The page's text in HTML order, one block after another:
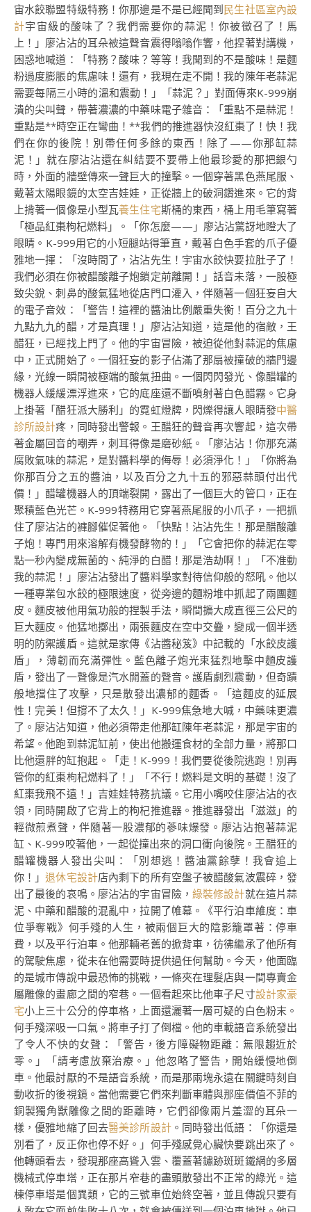
宙水餃聯盟特級特務！你那邊是不是已經聞到民生社區室內設
計宇宙級的酸味了？我們需要你的蒜泥！你被徵召了！馬
上！」廖沾沾的耳朵被這聲音震得嗡嗡作響，他捏著對講機，
困惑地喊道：「特務？酸味？等等！我聞到的不是酸味！是麵
粉過度膨脹的焦慮味！還有，我現在走不開！我的陳年老蒜泥
需要每隔三小時的溫和震動！」「蒜泥？」對面傳來K-999崩
潰的尖叫聲，帶著濃濃的中藥味電子雜音：「重點不是蒜泥！
重點是**時空正在彎曲！**我們的推進器快沒紅棗了！快！我
們在你的後院！別帶任何多餘的東西！除了——你那缸蒜
泥！」就在廖沾沾還在糾結要不要帶上他最珍愛的那把銀勺
時，外面的牆壁傳來一聲巨大的撞擊。一個穿著黑色燕尾服、
戴著太陽眼鏡的太空吉娃娃，正從牆上的破洞鑽進來。它的背
上揹著一個像是小型瓦養生住宅斯桶的東西，桶上用毛筆寫著
「極品紅棗枸杞燃料」。「你怎麼——」廖沾沾驚訝地瞪大了
眼睛。K-999用它的小短腿站得筆直，戴著白色手套的爪子優
雅地一揮：「沒時間了，沾沾先生！宇宙水餃快要拉肚子了！
我們必須在你被醋酸離子炮鎖定前離開！」話音未落，一股極
致尖銳、刺鼻的酸氣猛地從店門口灌入，伴隨著一個狂妄自大
的電子音效：「警告！這裡的醬油比例嚴重失衡！百分之九十
九點九九的醋，才是真理！」廖沾沾知道，這是他的宿敵，王
醋狂，已經找上門了。他的宇宙冒險，被迫從他對蒜泥的焦慮
中，正式開始了。一個狂妄的影子佔滿了那扇被撞破的牆門邊
緣，光線一瞬間被極端的酸氣扭曲。一個閃閃發光、像醋罐的
機器人緩緩漂浮進來，它的底座還不斷噴射著白色醋霧。它身
上掛著「醋狂派大勝利」的霓虹燈牌，閃爍得讓人眼睛發中醫
診所設計疼，同時發出警報。王醋狂的聲音再次響起，這次帶
著金屬回音的嘲弄，刺耳得像是磨砂紙。「廖沾沾！你那充滿
腐敗氣味的蒜泥，是對醬料學的侮辱！必須淨化！」「你將為
你那百分之五的醬油，以及百分之九十五的邪惡蒜頭付出代
價！」醋罐機器人的頂端裂開，露出了一個巨大的管口，正在
聚積藍色光芒。K-999特務用它穿著燕尾服的小爪子，一把抓
住了廖沾沾的褲腳催促著他。「快點！沾沾先生！那是醋酸離
子炮！專門用來溶解有機發酵物的！」「它會把你的蒜泥在零
點一秒內變成無菌的、純淨的白醋！那是浩劫啊！」「不准動
我的蒜泥！」廖沾沾發出了醬料學家對待信仰般的怒吼。他以
一種專業包水餃的極限速度，從旁邊的麵粉堆中抓起了兩團麵
皮。麵皮被他用氣功般的捏製手法，瞬間擴大成直徑三公尺的
巨大麵皮。他猛地擲出，兩張麵皮在空中交疊，變成一個半透
明的防禦護盾。這就是家傳《沾醬秘笈》中記載的「水餃皮護
盾」，薄韌而充滿彈性。藍色離子炮光束猛烈地擊中麵皮護
盾，發出了一聲像是汽水開蓋的聲音。護盾劇烈震動，但奇蹟
般地擋住了攻擊，只是散發出濃郁的麵香。「這麵皮的延展
性！完美！但撐不了太久！」K-999焦急地大喊，中藥味更濃
了。廖沾沾知道，他必須帶走他那缸陳年老蒜泥，那是宇宙的
希望。他跑到蒜泥缸前，使出他搬運食材的全部力量，將那口
比他還胖的缸抱起。「走！K-999！我們要從後院逃跑！別再
管你的紅棗枸杞燃料了！」「不行！燃料是文明的基礎！沒了
紅棗我飛不遠！」吉娃娃特務抗議。它用小嘴咬住廖沾沾的衣
領，同時開啟了它背上的枸杞推進器。推進器發出「滋滋」的
輕微煎煮聲，伴隨著一股濃郁的蔘味爆發。廖沾沾抱著蒜泥
缸、K-999咬著他，一起從撞出來的洞口衝向後院。王醋狂的
醋罐機器人發出尖叫：「別想逃！醬油黨餘孽！我會追上
你！」退休宅設計店內剩下的所有空盤子被醋酸氣波震碎，發
出了最後的哀鳴。廖沾沾的宇宙冒險， 綠裝修設計就在這片蒜
泥、中藥和醋酸的混亂中，拉開了帷幕。《平行泊車維度：車
位爭奪戰》何手殘的人生，被兩個巨大的陰影籠罩著：停車
費，以及平行泊車。他那輛老舊的掀背車，彷彿繼承了他所有
的駕駛焦慮，從未在他需要時提供過任何幫助。今天，他面臨
的是城市傳說中最恐怖的挑戰，一條夾在理髮店與一間專賣金
屬雕像的畫廊之間的窄巷。一個看起來比他車子尺寸設計家豪
宅小上三十公分的停車格，上面還灑著一層可疑的白色粉末。
何手殘深吸一口氣。將車子打了倒檔。他的車載語音系統發出
了令人不快的女聲：「警告，後方障礙物距離：無限趨近於
零。」「請考慮放棄治療。」他忽略了警告，開始緩慢地倒
車。他最討厭的不是語音系統，而是那兩塊永遠在關鍵時刻自
動收折的後視鏡。當他需要它們來判斷車體與那座價值不菲的
銅製獨角獸雕像之間的距離時，它們卻像兩片羞澀的耳朵一
樣，優雅地縮了回去醫美診所設計。同時發出低語：「你還是
別看了，反正你也停不好。」何手殘感覺心臟快要跳出來了。
他轉頭看去，發現那座高聳入雲、覆蓋著鏽跡斑斑鐵網的多層
機械式停車塔，正在那片窄巷的盡頭散發出不正常的綠光。這
棟停車塔是個異類，它的三號車位始終空著，並且傳說只要有